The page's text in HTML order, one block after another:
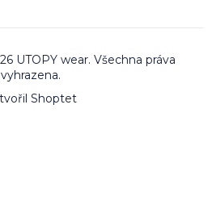
Shoptet
UTOPY wear. Všechna práva
vyhrazena.